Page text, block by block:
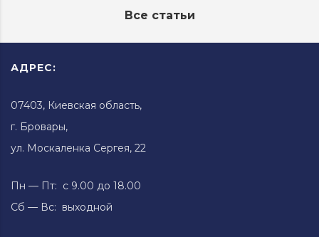
Все статьи
АДРЕС:
07403, Киевская область,
г. Бровары,
ул. Москаленка Сергея, 22
Пн — Пт: с 9.00 до 18.00
Сб — Вс: выходной